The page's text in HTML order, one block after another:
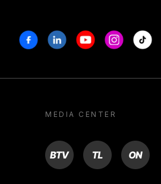
FacebookLinkedinYoutubeInstagram
Tiktok
MEDIA CENTER
BTV TL ON